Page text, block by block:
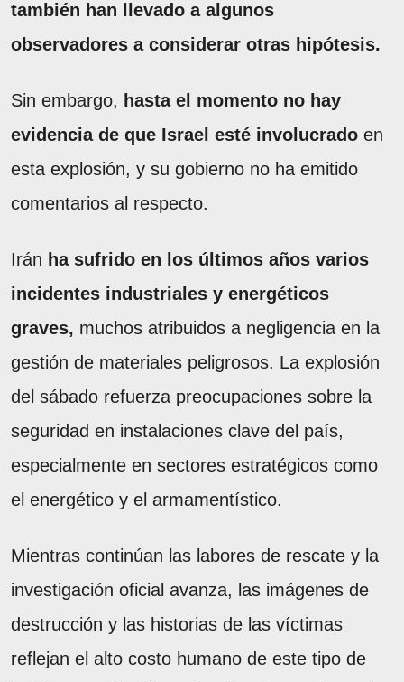
también han llevado a algunos
observadores a considerar otras hipótesis.
Sin embargo, hasta el momento no hay
evidencia de que Israel esté involucrado en
esta explosión, y su gobierno no ha emitido
comentarios al respecto.
Irán ha sufrido en los últimos años varios
incidentes industriales y energéticos
graves, muchos atribuidos a negligencia en la
gestión de materiales peligrosos. La explosión
del sábado refuerza preocupaciones sobre la
seguridad en instalaciones clave del país,
especialmente en sectores estratégicos como
el energético y el armamentístico.
Mientras continúan las labores de rescate y la
investigación oficial avanza, las imágenes de
destrucción y las historias de las víctimas
reflejan el alto costo humano de este tipo de